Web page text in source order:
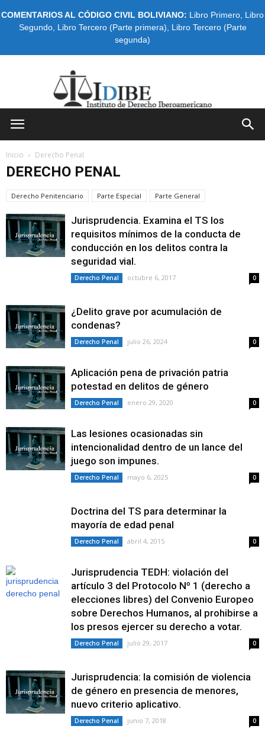
COMENTARIOS AL CÓDIGO CIVIL BOLIVIANO: Libro Primero Libro
Segundo, Libro Tercero (Parte primera)
Libro Tercero (Parte
segunda)
Inicio Derecho Penal
DERECHO PENAL
Derecho Penitenciario Parte Especial Parte General
Jurisprudencia. Examina el TS los
requisitos mínimos de la conducta de
conducción en los delitos contra la
seguridad vial.
Derecho Penal octubre 6, 2017 0
¿Delito grave por acumulación de
condenas?
Derecho Penal julio 26, 2024 0
Aplicación pena de privación patria
potestad en delitos de género
Derecho Penal enero 29, 2020 0
Las lesiones ocasionadas sin
intencionalidad dentro de un lance del
juego son impunes.
Derecho Penal mayo 6, 2025 0
Doctrina del TS para determinar la
mayoría de edad penal
Derecho Penal abril 4, 2015 0
Jurisprudencia TEDH: violación del
artículo 3 del Protocolo Nº 1 (derecho a
elecciones libres) del Convenio Europeo
sobre Derechos Humanos, al prohibirse a
los presos ejercer su derecho a votar.
Derecho Penal julio 29, 2017 0
Jurisprudencia: la comisión de violencia
de género en presencia de menores,
nuevo criterio aplicativo.
Derecho Penal junio 7, 2018 0